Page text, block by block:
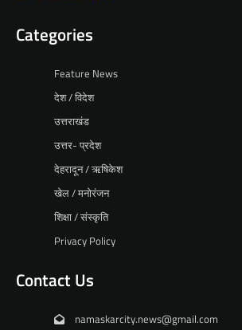
Categories
Feature News
देश / विदेश
उत्तराखंड
उत्तर- प्रदेश
देहरादून / ऋषिकेश
खेल / मनोरंजन
शिक्षा / संस्कृति
Privacy Policy
Contact Us
namaskarcity.news@gmail.com